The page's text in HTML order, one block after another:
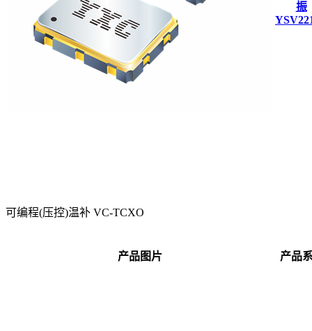
振
可编程(压控)温补 VC-TCXO
产品图片 产品